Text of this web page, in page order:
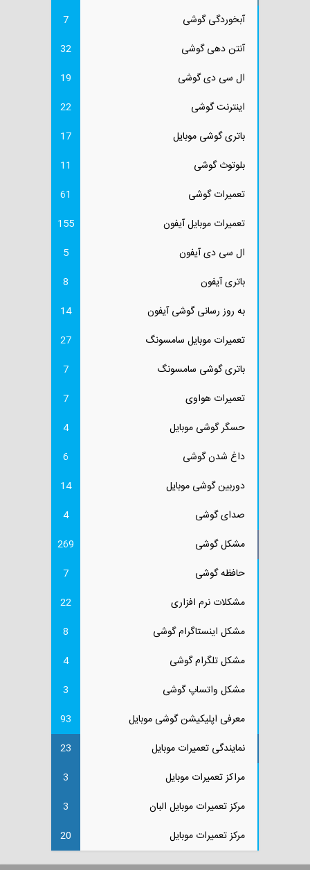
آبخوردگی گوشی
7
آنتن دهی گوشی
32
ال سی دی گوشی
19
اینترنت گوشی
22
باتری گوشی موبایل
17
بلوتوث گوشی
11
تعمیرات گوشی
61
تعمیرات موبایل آیفون
155
ال سی دی آیفون
5
باتری آیفون
8
به روز رسانی گوشی آیفون
14
تعمیرات موبایل سامسونگ
27
باتری گوشی سامسونگ
7
تعمیرات هواوی
7
حسگر گوشی موبایل
4
داغ شدن گوشی
6
دوربین گوشی موبایل
14
صدای گوشی
4
مشکل گوشی
269
حافظه گوشی
7
مشکلات نرم افزاری
22
مشکل اینستاگرام گوشی
8
مشکل تلگرام گوشی
4
مشکل واتساپ گوشی
3
معرفی اپلیکیشن گوشی موبایل
93
نمایندگی تعمیرات موبایل
23
مراکز تعمیرات موبایل
3
مرکز تعمیرات موبایل البان
3
مرکز تعمیرات موبایل
20